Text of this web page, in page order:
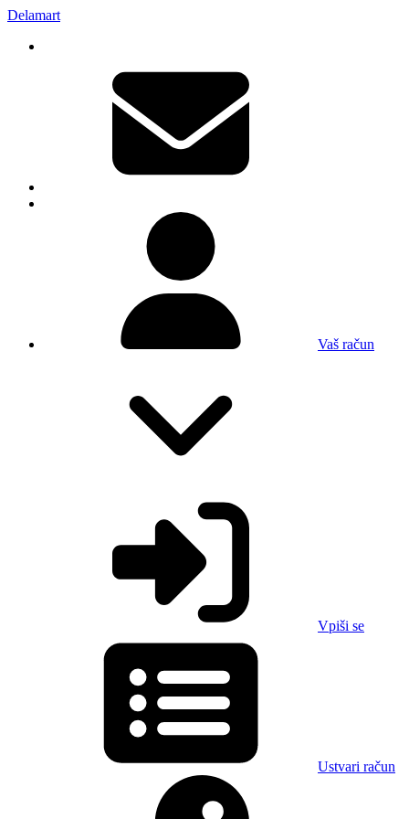
Delamart
Vaš račun
Vpiši se
Ustvari račun